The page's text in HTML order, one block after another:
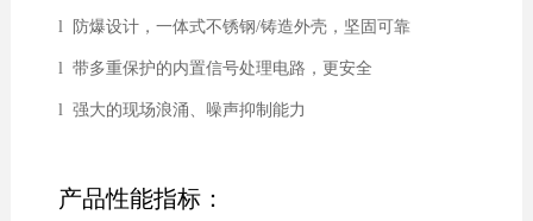
l 防爆设计，一体式不锈钢/铸造外壳，坚固可靠
l 带多重保护的内置信号处理电路，更安全
l 强大的现场浪涌、噪声抑制能力
产品性能指标：